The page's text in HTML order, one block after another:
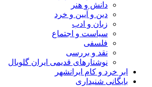
دانش و هنر
دین و آیین و خرد
زبان و ادب
سیاست و اجتماع
فلسفی
نقد و بررسی
نوشتارهای قدیمی ایران گلوبال
ابر خرد و کام ایرانشهر
بایگانی شنيداری